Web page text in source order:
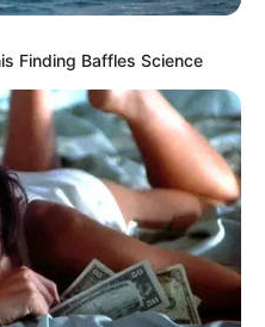
oldalát mutatta
Finding Baffles Science